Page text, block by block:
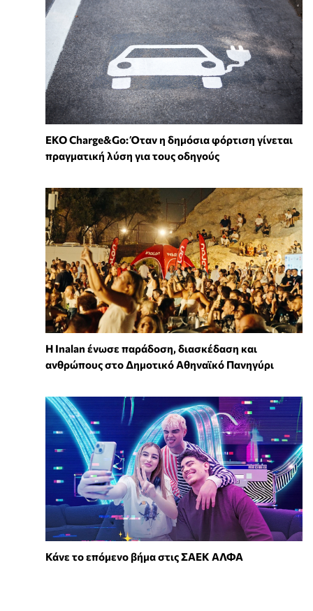
EKO Charge&Go: Όταν η δημόσια φόρτιση γίνεται
πραγματική λύση για τους οδηγούς
Η Inalan ένωσε παράδοση, διασκέδαση και
ανθρώπους στο Δημοτικό Αθηναϊκό Πανηγύρι
Κάνε το επόμενο βήμα στις ΣΑΕΚ ΑΛΦΑ